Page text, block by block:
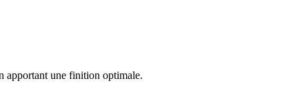
apportant une finition optimale.